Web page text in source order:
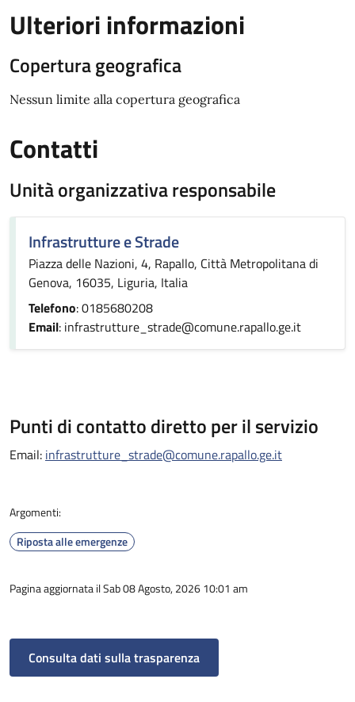
Ulteriori informazioni
Copertura geografica
Nessun limite alla copertura geografica
Contatti
Unità organizzativa responsabile
Infrastrutture e Strade
Piazza delle Nazioni, 4, Rapallo, Città Metropolitana di
Genova, 16035, Liguria, Italia
Telefono: 0185680208
Email: infrastrutture_strade@comune.rapallo.ge.it
Punti di contatto diretto per il servizio
Email: infrastrutture_strade@comune.rapallo.ge.it
Argomenti:
Riposta alle emergenze
Pagina aggiornata il Sab 08 Agosto, 2026 10:01 am
Consulta dati sulla trasparenza